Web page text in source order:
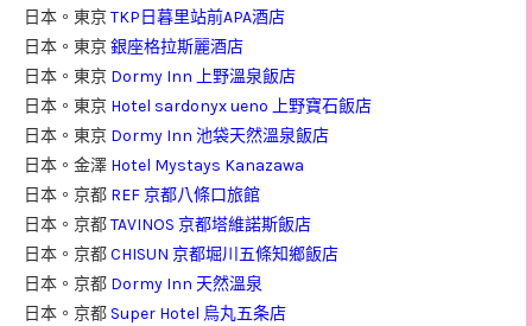
日本。東京TKP日暮里站前APA酒店
日本。東京銀座格拉斯麗酒店
日本。東京 Dormy Inn 上野溫泉飯店
日本。東京 Hotel sardonyx ueno 上野寶石飯店
日本。東京 Dormy Inn 池袋天然溫泉飯店
日本。金澤 Hotel Mystays Kanazawa
日本。京都 REF 京都八條口旅館
日本。京都TAVINOS 京都塔維諾斯飯店
日本。京都CHISUN 京都堀川五條知鄉飯店
日本。京都 Dormy Inn 天然溫泉
日本。京都 Super Hotel 烏丸五条店